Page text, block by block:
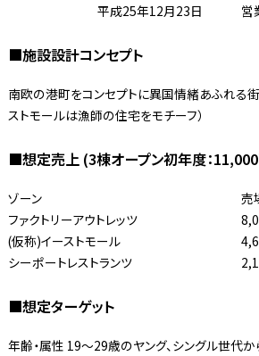
平成25年12月23日
営
■施設設計コンセプト
南欧の港町をコンセプトに異国情緒あふれる街
ストモールは漁師の住宅をモチーフ）
■想定売上 (3棟オープン初年度：
ゾーン 売
ファクトリーアウトレッツ
(仮称)イーストモール
シーポートレストランツ
■想定ターゲット
年齢・属性 19〜29歳のヤング、シングル世代